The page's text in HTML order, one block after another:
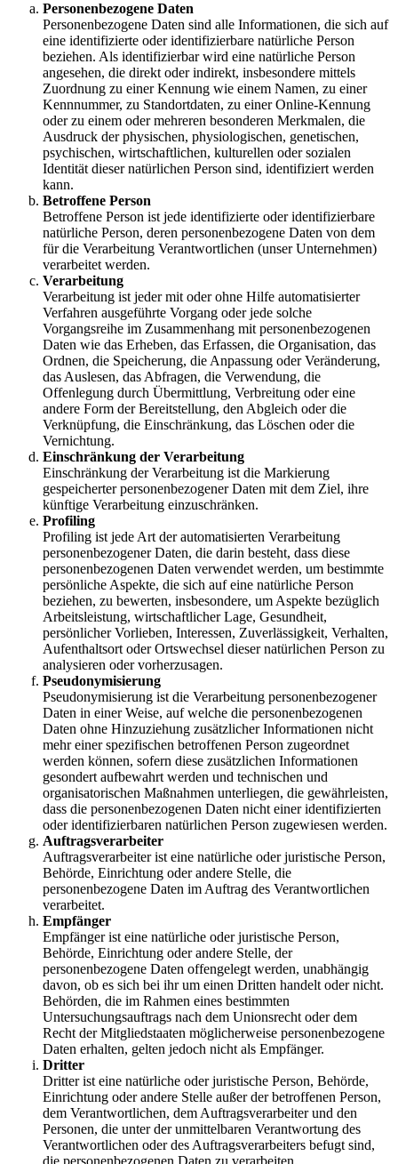
Personenbezogene Daten
Personenbezogene Daten sind alle Informationen, die sich auf
eine identifizierte oder identifizierbare natürliche Person
beziehen. Als identifizierbar wird eine natürliche Person
angesehen, die direkt oder indirekt, insbesondere mittels
Zuordnung zu einer Kennung wie einem Namen, zu einer
Kennnummer, zu Standortdaten, zu einer Online-Kennung
oder zu einem oder mehreren besonderen Merkmalen, die
Ausdruck der physischen, physiologischen, genetischen,
psychischen, wirtschaftlichen, kulturellen oder sozialen
Identität dieser natürlichen Person sind, identifiziert werden
kann.
Betroffene Person
Betroffene Person ist jede identifizierte oder identifizierbare
natürliche Person, deren personenbezogene Daten von dem
für die Verarbeitung Verantwortlichen (unser Unternehmen)
verarbeitet werden.
Verarbeitung
Verarbeitung ist jeder mit oder ohne Hilfe automatisierter
Verfahren ausgeführte Vorgang oder jede solche
Vorgangsreihe im Zusammenhang mit personenbezogenen
Daten wie das Erheben, das Erfassen, die Organisation, das
Ordnen, die Speicherung, die Anpassung oder Veränderung,
das Auslesen, das Abfragen, die Verwendung, die
Offenlegung durch Übermittlung, Verbreitung oder eine
andere Form der Bereitstellung, den Abgleich oder die
Verknüpfung, die Einschränkung, das Löschen oder die
Vernichtung.
Einschränkung der Verarbeitung
Einschränkung der Verarbeitung ist die Markierung
gespeicherter personenbezogener Daten mit dem Ziel, ihre
künftige Verarbeitung einzuschränken.
Profiling
Profiling ist jede Art der automatisierten Verarbeitung
personenbezogener Daten, die darin besteht, dass diese
personenbezogenen Daten verwendet werden, um bestimmte
persönliche Aspekte, die sich auf eine natürliche Person
beziehen, zu bewerten, insbesondere, um Aspekte bezüglich
Arbeitsleistung, wirtschaftlicher Lage, Gesundheit,
persönlicher Vorlieben, Interessen, Zuverlässigkeit, Verhalten,
Aufenthaltsort oder Ortswechsel dieser natürlichen Person zu
analysieren oder vorherzusagen.
Pseudonymisierung
Pseudonymisierung ist die Verarbeitung personenbezogener
Daten in einer Weise, auf welche die personenbezogenen
Daten ohne Hinzuziehung zusätzlicher Informationen nicht
mehr einer spezifischen betroffenen Person zugeordnet
werden können, sofern diese zusätzlichen Informationen
gesondert aufbewahrt werden und technischen und
organisatorischen Maßnahmen unterliegen, die gewährleisten,
dass die personenbezogenen Daten nicht einer identifizierten
oder identifizierbaren natürlichen Person zugewiesen werden.
Auftragsverarbeiter
Auftragsverarbeiter ist eine natürliche oder juristische Person,
Behörde, Einrichtung oder andere Stelle, die
personenbezogene Daten im Auftrag des Verantwortlichen
verarbeitet.
Empfänger
Empfänger ist eine natürliche oder juristische Person,
Behörde, Einrichtung oder andere Stelle, der
personenbezogene Daten offengelegt werden, unabhängig
davon, ob es sich bei ihr um einen Dritten handelt oder nicht.
Behörden, die im Rahmen eines bestimmten
Untersuchungsauftrags nach dem Unionsrecht oder dem
Recht der Mitgliedstaaten möglicherweise personenbezogene
Daten erhalten, gelten jedoch nicht als Empfänger.
Dritter
Dritter ist eine natürliche oder juristische Person, Behörde,
Einrichtung oder andere Stelle außer der betroffenen Person,
dem Verantwortlichen, dem Auftragsverarbeiter und den
Personen, die unter der unmittelbaren Verantwortung des
Verantwortlichen oder des Auftragsverarbeiters befugt sind,